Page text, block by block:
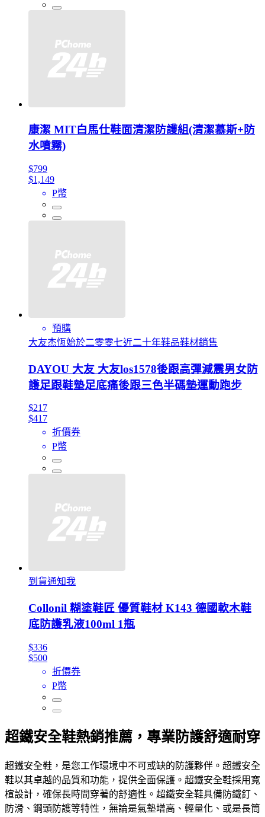
康潔 MIT白馬仕鞋面清潔防護組(清潔慕斯+防
水噴霧)
$799
$1,149
P幣
預購
大友杰恆始於二零零七近二十年鞋品鞋材銷售
DAYOU 大友 大友los1578後跟高彈減震男女防
護足跟鞋墊足底痛後跟三色半碼墊運動跑步
$217
$417
折價券
P幣
到貨通知我
Collonil 糊塗鞋匠 優質鞋材 K143 德國軟木鞋
底防護乳液100ml 1瓶
$336
$500
折價券
P幣
超鐵安全鞋熱銷推薦，專業防護舒適耐穿
超鐵安全鞋，是您工作環境中不可或缺的防護夥伴。超鐵安全
鞋以其卓越的品質和功能，提供全面保護。超鐵安全鞋採用寬
楦設計，確保長時間穿著的舒適性。超鐵安全鞋具備防鐵釘、
防滑、鋼頭防護等特性，無論是氣墊增高、輕量化、或是長筒